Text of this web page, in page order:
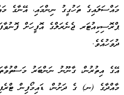
މައްސަލައިގެ ތަހުގީގު ނިންމައި، އޭނާގެ
ދުވަހުއެވެ.
މާއްދާގެ (ނ) ގެ ދަށުން، ޑައިމޯފިން